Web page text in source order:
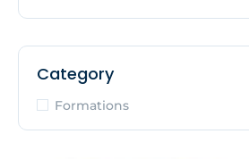
Category
Formations